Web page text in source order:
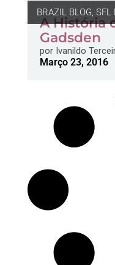
BRAZIL BLOG, SFL
A História
Gadsden
porIvanildo
Março 23, 2016